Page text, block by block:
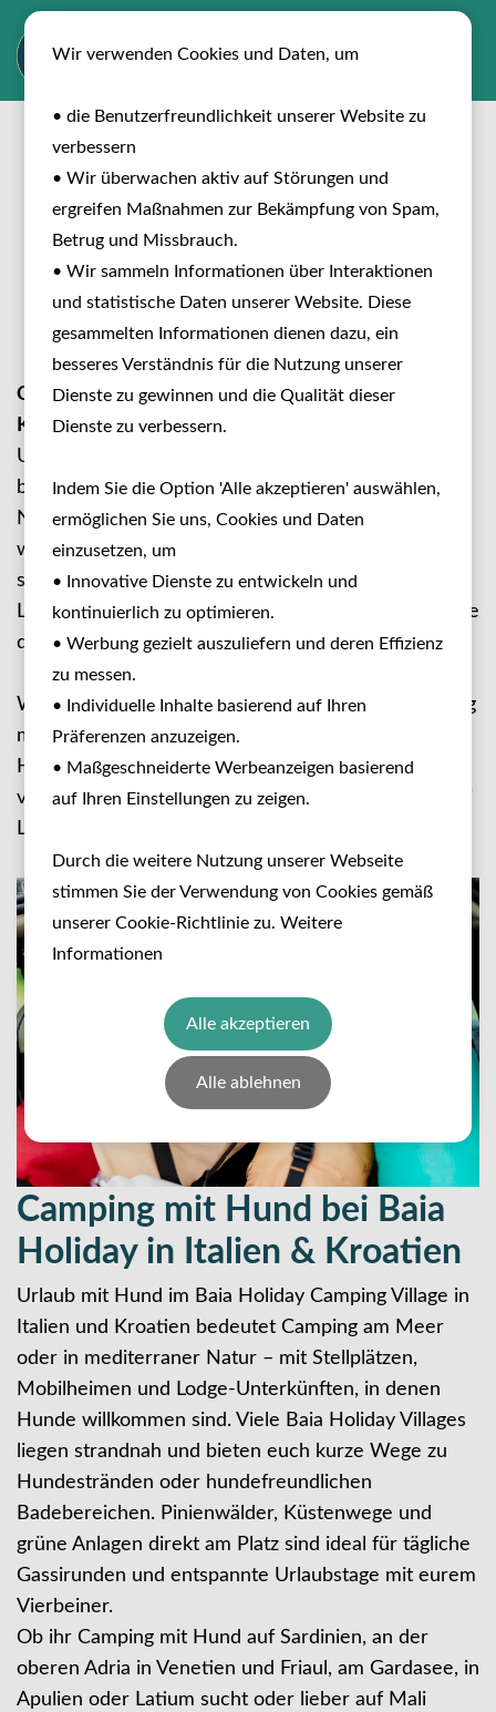
Baia Holiday Camping
Villages – Urlaub mit
Hund am Meer
Camping mit Hund bei Baia Holiday: Italien &
Kroatien
Urlaub mit Hund im Baia Holiday Camping Village
bedeutet Camping am Meer oder in mediterraner
Natur – mit Unterkünften, in denen Hunde
willkommen sind. Viele Baia Holiday Anlagen liegen
strandnah, bieten hundefreundliche Mobilheime,
Lodge-Zelte oder Stellplätze und haben Spazierwege
direkt ab dem Platz.
Wenn ihr Camping mit Hund in Italien oder Camping
mit Hund in Kroatien sucht, findet ihr hier Baia
Holiday Villages in besonders beliebten Regionen –
von Sardinien über Venetien bis zur Adria-Insel Mali
Lošinj.
Camping mit Hund bei Baia
Holiday in Italien & Kroatien
Urlaub mit Hund im Baia Holiday Camping Village in
Italien und Kroatien bedeutet Camping am Meer
oder in mediterraner Natur – mit Stellplätzen,
Mobilheimen und Lodge-Unterkünften, in denen
Hunde willkommen sind. Viele Baia Holiday Villages
liegen strandnah und bieten euch kurze Wege zu
Hundestränden oder hundefreundlichen
Badebereichen. Pinienwälder, Küstenwege und
grüne Anlagen direkt am Platz sind ideal für tägliche
Gassirunden und entspannte Urlaubstage mit eurem
Vierbeiner.
Ob ihr Camping mit Hund auf Sardinien, an der
oberen Adria in Venetien und Friaul, am Gardasee, in
Apulien oder Latium sucht oder lieber auf Mali
Wir verwenden Cookies und Daten, um
• die Benutzerfreundlichkeit unserer Website zu
verbessern
• Wir überwachen aktiv auf Störungen und
ergreifen Maßnahmen zur Bekämpfung von Spam,
Betrug und Missbrauch.
• Wir sammeln Informationen über Interaktionen
und statistische Daten unserer Website. Diese
gesammelten Informationen dienen dazu, ein
besseres Verständnis für die Nutzung unserer
Dienste zu gewinnen und die Qualität dieser
Dienste zu verbessern.
Indem Sie die Option 'Alle akzeptieren' auswählen,
ermöglichen Sie uns, Cookies und Daten
einzusetzen, um
• Innovative Dienste zu entwickeln und
kontinuierlich zu optimieren.
• Werbung gezielt auszuliefern und deren Effizienz
zu messen.
• Individuelle Inhalte basierend auf Ihren
Präferenzen anzuzeigen.
• Maßgeschneiderte Werbeanzeigen basierend
auf Ihren Einstellungen zu zeigen.
Durch die weitere Nutzung unserer Webseite
stimmen Sie der Verwendung von Cookies gemäß
unserer Cookie-Richtlinie zu. Weitere
Informationen
Alle akzeptieren
Alle ablehnen